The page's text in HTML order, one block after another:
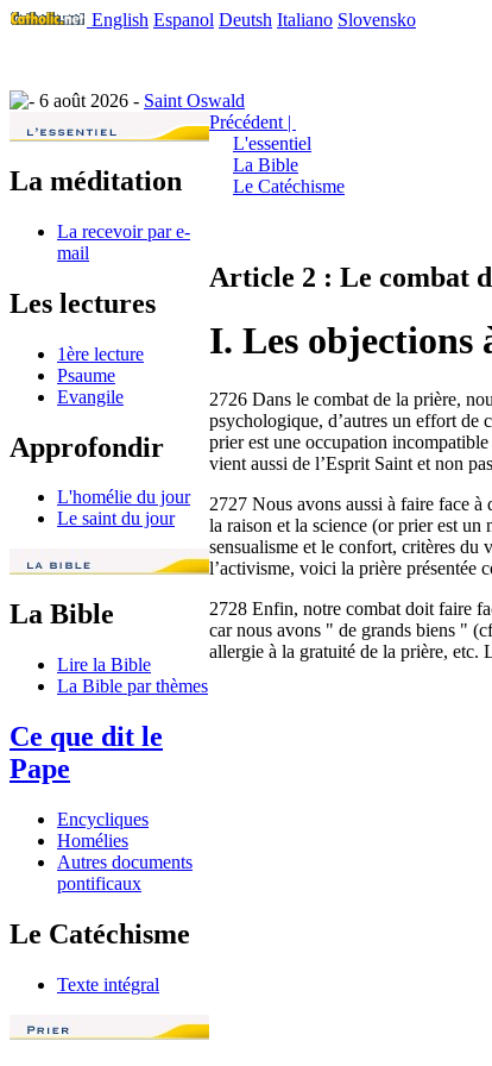
English Espanol Deutsh Italiano Slovensko
6 août 2026 - Saint Oswald
La méditation
La recevoir par e-
mail
Les lectures
1ère lecture
Psaume
Evangile
Approfondir
L'homélie du jour
Le saint du jour
La Bible
Lire la Bible
La Bible par thèmes
Ce que dit le
Pape
Encycliques
Homélies
Autres documents
pontificaux
Le Catéchisme
Texte intégral
Précédent |
L'essentiel
La Bible
Le Catéchisme
Article 2 : Le combat
I. Les objections
2726 Dans le combat de la prière,
psychologique, d’autres un effort de
prier est une occupation
vient aussi de l’Esprit Saint et non
2727 Nous avons aussi à faire face
la raison et la science (or prier est
sensualisme et le confort, critères
l’activisme, voici la prière présentée
2728 Enfin, notre combat doit faire
car nous avons " de grands biens "
allergie à la gratuité de la prière, etc.